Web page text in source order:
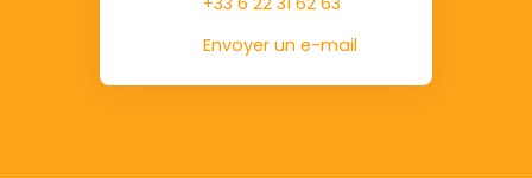
Envoyer un e-mail